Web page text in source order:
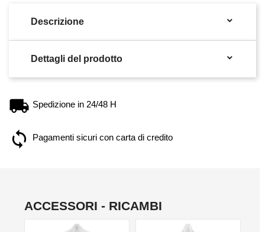
Descrizione 
Dettagli del prodotto 
Spedizione in 24/48 H
Pagamenti sicuri con carta di credito
ACCESSORI - RICAMBI